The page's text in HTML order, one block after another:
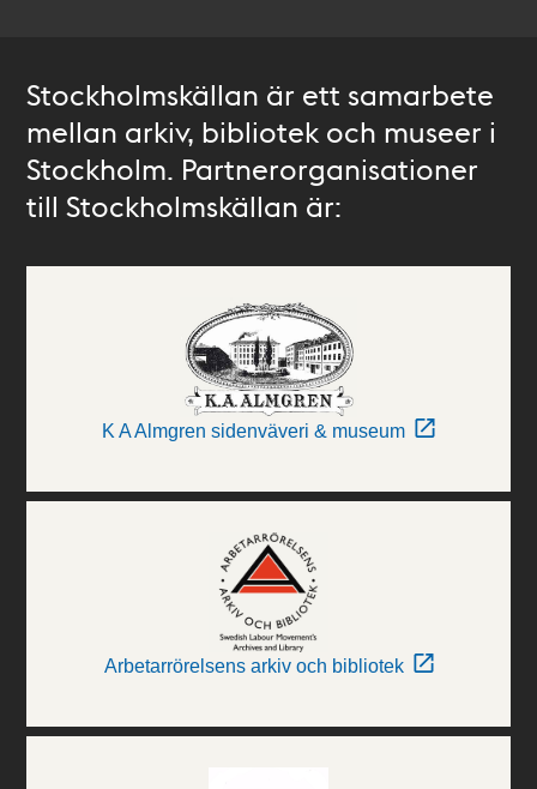
Stockholmskällan är ett samarbete
mellan arkiv, bibliotek och museer i
Stockholm. Partnerorganisationer
till Stockholmskällan är:
K A Almgren sidenväveri & museum
Arbetarrörelsens arkiv och bibliotek